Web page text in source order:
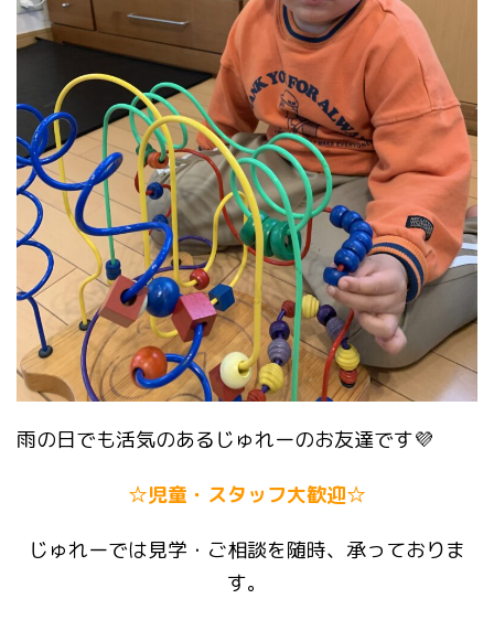
雨の日でも活気のあるじゅれーのお友達です💜
☆児童・スタッフ大歓迎☆
じゅれーでは見学・ご相談を随時、承っておりま
す。